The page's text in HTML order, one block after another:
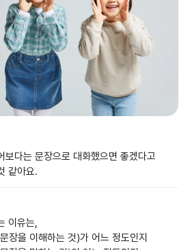
보다는 문장으로 대화했으면 좋겠다고
같아요.
이유는,
장을 이해하는 것)가 어느 정도인지